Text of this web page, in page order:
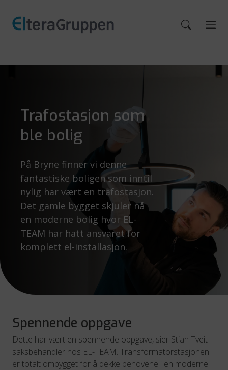
Trafostasjon som
ble bolig
På Bryne finner vi denne
fantastiske boligen som inntil
nylig har vært en trafostasjon.
Det gamle bygget skjuler nå
en moderne bolig hvor EL-
TEAM har hatt ansvaret for
komplett el-installasjon.
Spennende oppgave
Dette har vært en spennende oppgave, sier Stian Tveit
saksbehandler hos EL-TEAM. Transformatorstasjonen
er totalt ombygget for å dekke behovene i en moderne